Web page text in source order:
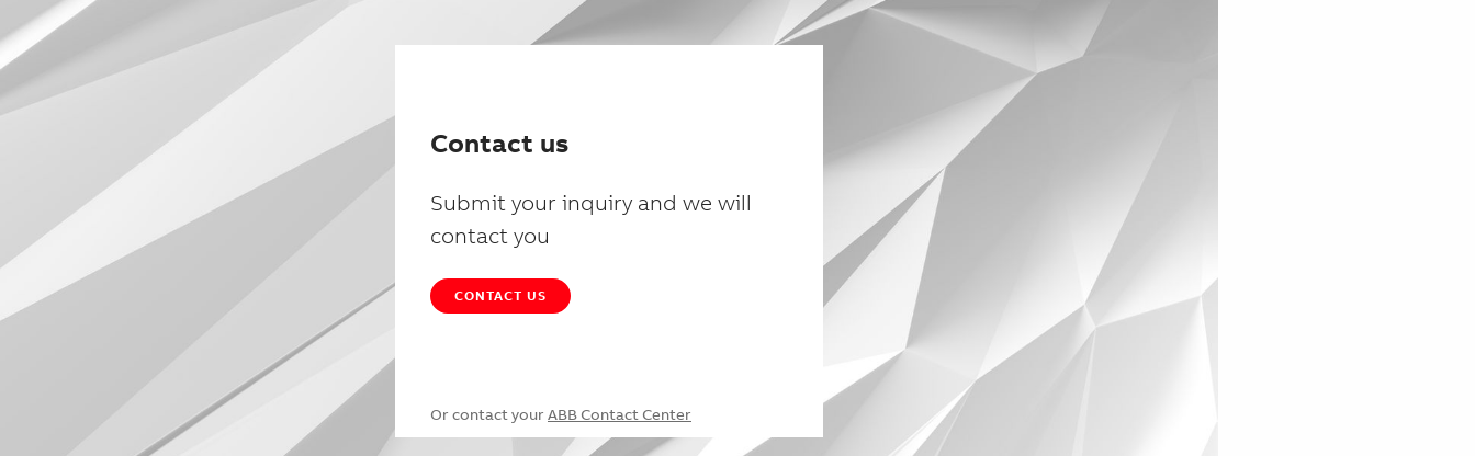
Contact us
Submit your inquiry and we will
contact you
CONTACT US
Or contact your ABB Contact Center